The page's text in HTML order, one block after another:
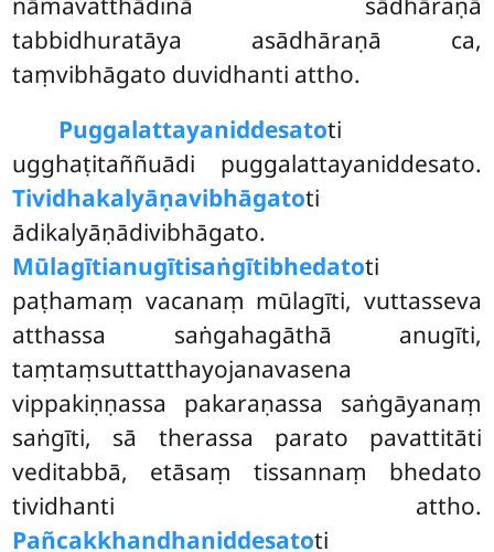
tabbidhuratāya asādhāraṇā ca,
taṃvibhāgato duvidhanti attho.
Puggalattayaniddesatoti
ugghaṭitaññuādi puggalattayaniddesato.
Tividhakalyāṇavibhāgatoti
ādikalyāṇādivibhāgato.
Mūlagītianugītisaṅgītibhedatoti
paṭhamaṃ vacanaṃ mūlagīti, vuttasseva
atthassa saṅgahagāthā anugīti,
taṃtaṃsuttatthayojanavasena
vippakiṇṇassa pakaraṇassa saṅgāyanaṃ
saṅgīti, sā therassa parato pavattitāti
veditabbā, etāsaṃ tissannaṃ bhedato
tividhanti attho.
Pañcakkhandhaniddesatoti